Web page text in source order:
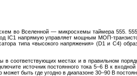
во Вселенной — микросхемы таймера 555.
IC1 напрямую управляет мощным МОП-
типа «высокого напряжения» (D1 и C4)
в соответствующих местах и в правильном
источник постоянного тока 5–6 В к
быть где угодно в диапазоне 30–90 В